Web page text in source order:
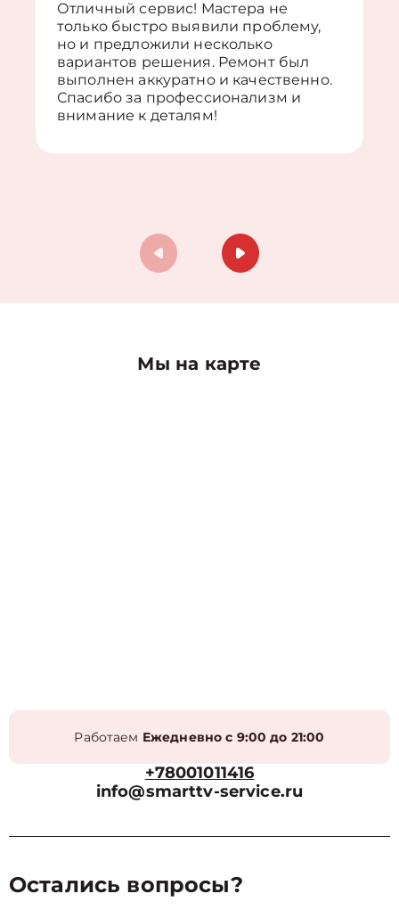
Отличный сервис! Мастера не
только быстро выявили проблему,
но и предложили несколько
вариантов решения. Ремонт был
выполнен аккуратно и качественно.
Спасибо за профессионализм и
внимание к деталям!
Мы на карте
Работаем Ежедневно с 9:00 до 21:00
+78001011416
info@smarttv-service.ru
Остались вопросы?